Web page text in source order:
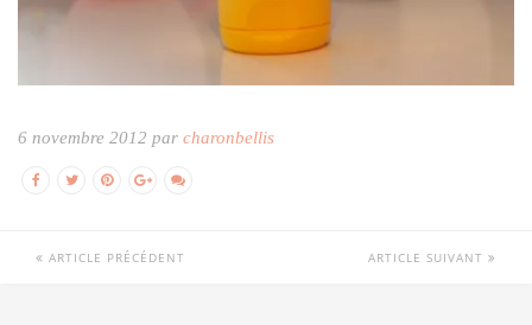
6 novembre 2012 par charonbellis
ARTICLE PRÉCÉDENT ARTICLE SUIVANT